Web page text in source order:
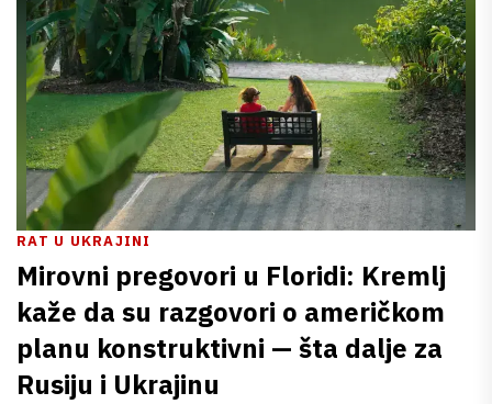
RAT U UKRAJINI
Mirovni pregovori u Floridi: Kremlj
kaže da su razgovori o američkom
planu konstruktivni — šta dalje za
Rusiju i Ukrajinu